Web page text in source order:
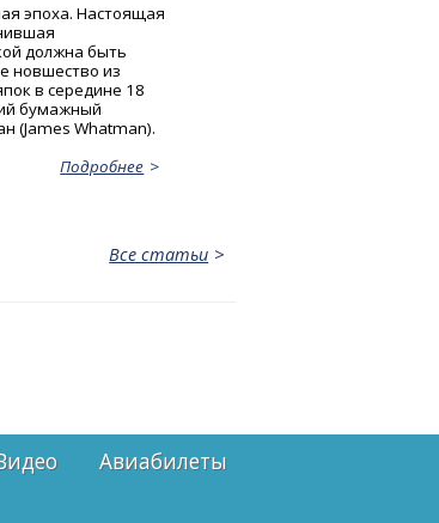
эпоха. Настоящая
должна быть
новшество из
в середине 18
бумажный
(James Whatman).
Подробнее
Все статьи
Авиабилеты